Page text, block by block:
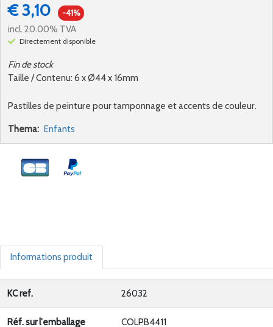
Taille / Contenu: 6 x Ø44 x 16mm
Fin de stock
€ 3,10 -41%
incl. 20.00% TVA
Directement disponible
Pastilles de peinture pour tamponnage et accents de couleur.
Thema: Enfants
Informations produit
KC ref. 26032
Réf. sur l'emballage COLPB4411